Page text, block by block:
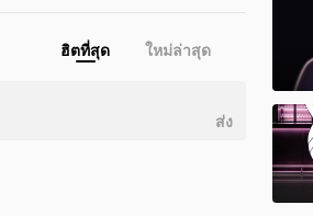
ฮิตที่สุด ใหม่ล่าสุด
ส่ง